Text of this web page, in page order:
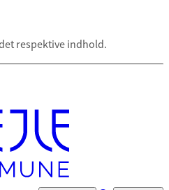
respektive indhold.